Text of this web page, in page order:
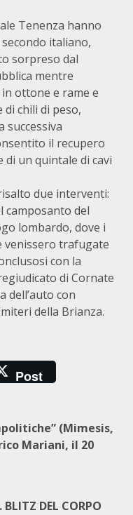
Tenenza hanno
italiano,
sorpreso dal
mentre
ottone e rame e
chili di peso,
successiva
il recupero
un quintale di cavi
due interventi:
camposanto del
lombardo, dove i
venissero trafugate
con la
di Cornate
dell’auto con
della Brianza.
Post
(Mimesis,
Mariani, il 20
DEL CORPO